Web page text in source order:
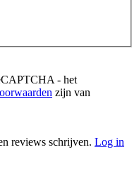
- het
zijn van
reviews schrijven. Log in